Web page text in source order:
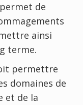
de
ainsi
terme.
permettre
domaines de
et de la